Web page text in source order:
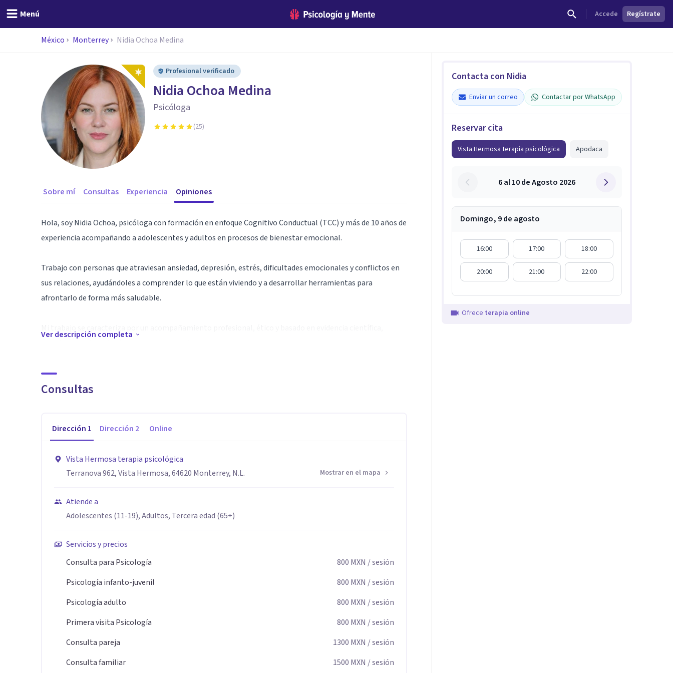
Menú Accede Regístrate
México Monterrey Nidia Ochoa Medina
Profesional verificado
Nidia Ochoa Medina
Psicóloga
(25)
Sobre mí Consultas Experiencia Opiniones
Hola, soy Nidia Ochoa, psicóloga con formación en enfoque Cognitivo Conductual (TCC) y más de 10 años de
experiencia acompañando a adolescentes y adultos en procesos de bienestar emocional.
Trabajo con personas que atraviesan ansiedad, depresión, estrés, dificultades emocionales y conflictos en
sus relaciones, ayudándoles a comprender lo que están viviendo y a desarrollar herramientas para
afrontarlo de forma más saludable.
En terapia trabajamos manejo de pensamientos, regulación emocional, habilidades de afrontamiento,
toma de decisiones y dificultades en relaciones de pareja o interpersonales.
profesional.
Ofrezco psicoterapia individual para adolescentes y adultos, así como terapia de pareja y familiar, en
modalidad presencial y en línea.
Especialidad
• Psicoterapia individual para adolescentes y adultos
• Evaluación e intervención en ansiedad, depresión y estrés
• Manejo de pensamientos disfuncionales y regulación emocional
• Intervención en dificultades de pareja y relaciones interpersonales
• Acompañamiento en procesos de toma de decisiones y cambios vitales
• Atención psicológica presencial y en línea
Ver descripción completa
Consultas
Dirección 1 Dirección 2 Online
Vista Hermosa terapia psicológica
Terranova 962, Vista Hermosa, 64620 Monterrey, N.L.
Mostrar en el mapa
Atiende a
Adolescentes (11-19), Adultos, Tercera edad (65+)
Servicios y precios
Consulta para Psicología
800 MXN / sesión
Psicología infanto-juvenil
800 MXN / sesión
Psicología adulto
800 MXN / sesión
Primera visita Psicología
800 MXN / sesión
Consulta pareja
1300 MXN / sesión
Consulta familiar
1500 MXN / sesión
Contacta con Nidia
Enviar un correo Contactar por WhatsApp
Reservar cita
Vista Hermosa terapia psicológica Apodaca
6 al 10 de Agosto 2026
Domingo, 9 de agosto
16:00 17:00 18:00
20:00 21:00 22:00
Ofrece terapia online